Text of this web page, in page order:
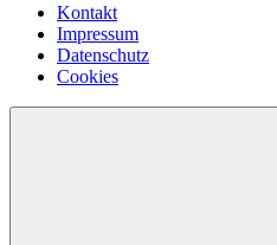
Kontakt
Impressum
Datenschutz
Cookies